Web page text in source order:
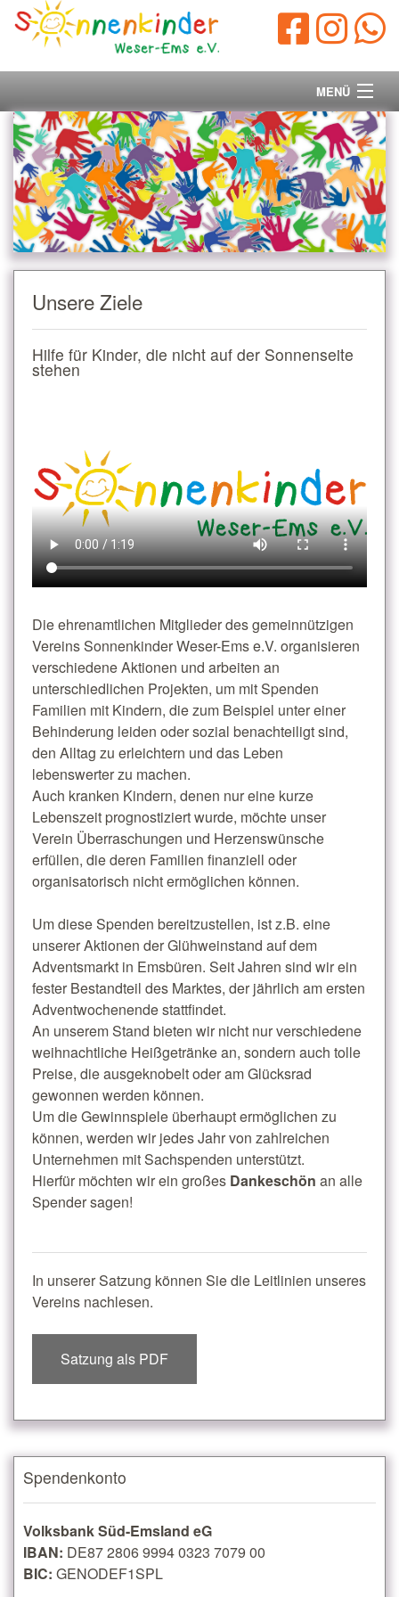
MENÜ
Startseite
Vorstand
Unsere Ziele
Ihre Spende
Kontakt
Unsere Ziele
Hilfe für Kinder, die nicht auf der Sonnenseite
stehen
Die ehrenamtlichen Mitglieder des gemeinnützigen
Vereins Sonnenkinder Weser-Ems e.V. organisieren
verschiedene Aktionen und arbeiten an
unterschiedlichen Projekten, um mit Spenden
Familien mit Kindern, die zum Beispiel unter einer
Behinderung leiden oder sozial benachteiligt sind,
den Alltag zu erleichtern und das Leben
lebenswerter zu machen.
Auch kranken Kindern, denen nur eine kurze
Lebenszeit prognostiziert wurde, möchte unser
Verein Überraschungen und Herzenswünsche
erfüllen, die deren Familien finanziell oder
organisatorisch nicht ermöglichen können.
Um diese Spenden bereitzustellen, ist z.B. eine
unserer Aktionen der Glühweinstand auf dem
Adventsmarkt in Emsbüren. Seit Jahren sind wir ein
fester Bestandteil des Marktes, der jährlich am ersten
Adventwochenende stattfindet.
An unserem Stand bieten wir nicht nur verschiedene
weihnachtliche Heißgetränke an, sondern auch tolle
Preise, die ausgeknobelt oder am Glücksrad
gewonnen werden können.
Um die Gewinnspiele überhaupt ermöglichen zu
können, werden wir jedes Jahr von zahlreichen
Unternehmen mit Sachspenden unterstützt.
Hierfür möchten wir ein großes Dankeschön an alle
Spender sagen!
In unserer Satzung können Sie die Leitlinien unseres
Vereins nachlesen.
Satzung als PDF
Spendenkonto
Volksbank Süd-Emsland eG
IBAN: DE87 2806 9994 0323 7079 00
BIC: GENODEF1SPL